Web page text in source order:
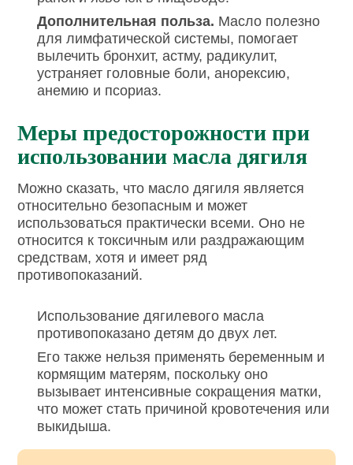
Дополнительная польза. Масло полезно
для лимфатической системы, помогает
вылечить бронхит, астму, радикулит,
устраняет головные боли, анорексию,
анемию и псориаз.
Меры предосторожности при
использовании масла дягиля
Можно сказать, что масло дягиля является
относительно безопасным и может
использоваться практически всеми. Оно не
относится к токсичным или раздражающим
средствам, хотя и имеет ряд
противопоказаний.
Использование дягилевого масла
противопоказано детям до двух лет.
Его также нельзя применять беременным и
кормящим матерям, поскольку оно
вызывает интенсивные сокращения матки,
что может стать причиной кровотечения или
выкидыша.